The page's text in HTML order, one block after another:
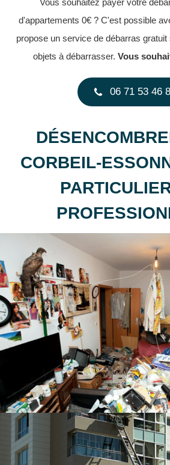
Vous souhaitez payer votre
d'appartements 0€ ? C'est possible
propose un service de débarras
objets à débarrasser. Vous
06 71 53 46
CORBEIL-